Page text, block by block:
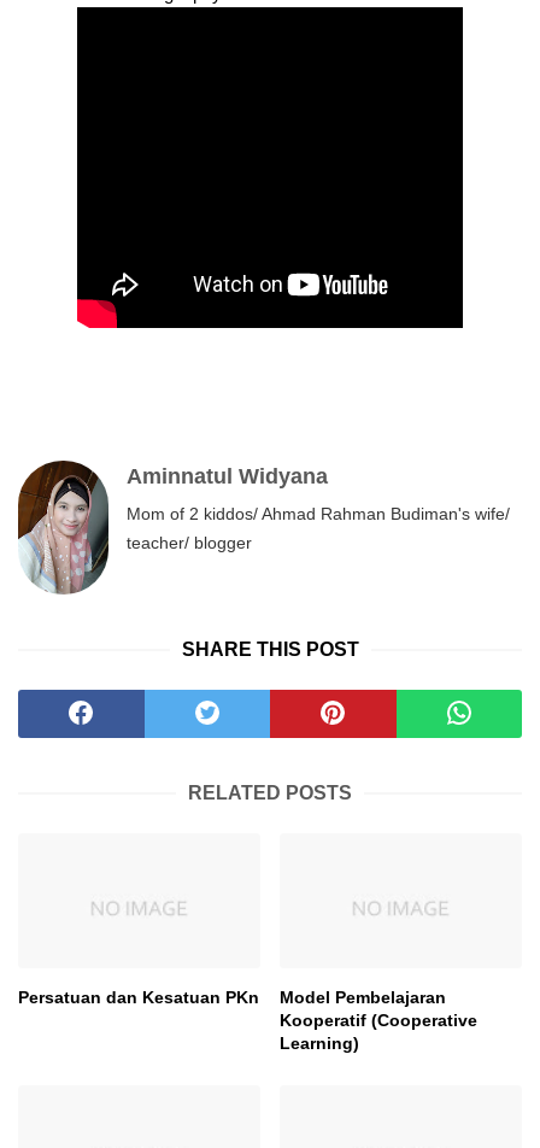
Aminnatul Widyana
Mom of 2 kiddos/ Ahmad Rahman Budiman's wife/
teacher/ blogger
SHARE THIS POST
RELATED POSTS
Persatuan dan Kesatuan PKn
Model Pembelajaran
Kooperatif (Cooperative
Learning)